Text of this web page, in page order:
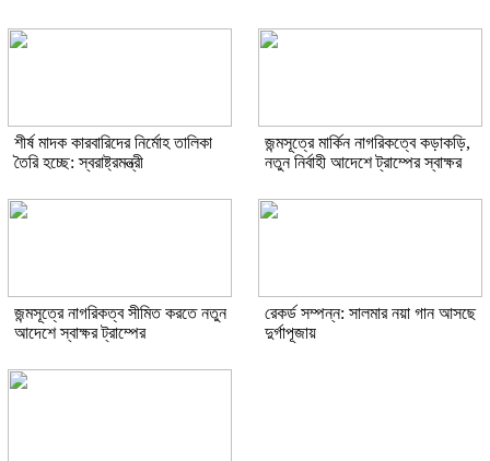
শীর্ষ মাদক কারবারিদের নির্মোহ তালিকা
তৈরি হচ্ছে: স্বরাষ্ট্রমন্ত্রী
জন্মসূত্রে মার্কিন নাগরিকত্বে কড়াকড়ি,
নতুন নির্বাহী আদেশে ট্রাম্পের স্বাক্ষর
জন্মসূত্রে নাগরিকত্ব সীমিত করতে নতুন
আদেশে স্বাক্ষর ট্রাম্পের
রেকর্ড সম্পন্ন: সালমার নয়া গান আসছে
দুর্গাপূজায়